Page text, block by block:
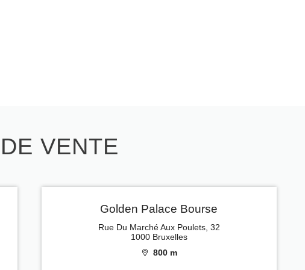
VENTE
Golden Palace Bourse
Rue Du Marché Aux Poulets, 32
1000 Bruxelles
800 m